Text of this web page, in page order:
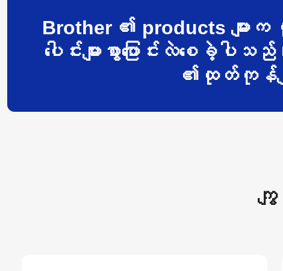
Brother ၏ products မ
ပေါင်းများစွာပြောင်းလဲ
၏ထုတ်ကုန်မျ
က